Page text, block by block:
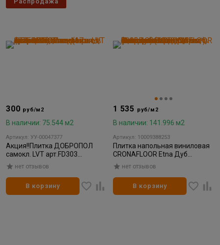
300 руб/м2
В наличии: 75.544 м2
Артикул: УУ-00047377
Акция!!Плитка ДОБРОПОЛ
самокл. LVT арт.FD303
457х457х2,2мм (17шт/
3,55м.кв.)
нет отзывов
В корзину
1 535 руб/м2
В наличии: 141.996 м2
Артикул: 10009388253
Плитка напольная виниловая
CRONAFLOOR Etna Дуб
Бардолино 4003
180*1200*3,5мм (0,15мм)
(10шт/2,16м²)
нет отзывов
В корзину